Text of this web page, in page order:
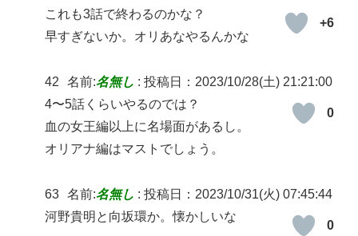
+6
これも3話で終わるのかな？
早すぎないか。オリあなやるんかな
42 名前:名無し : 投稿日：2023/10/28(土) 21:21:00
0
4〜5話くらいやるのでは？
血の女王編以上に名場面があるし。
オリアナ編はマストでしょう。
63 名前:名無し : 投稿日：2023/10/31(火) 07:45:44
0
河野貴明と向坂環か。懐かしいな